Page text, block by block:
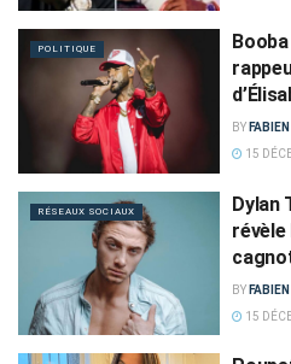
POLITIQUE
BY
15
RÉSEAUX SOCIAUX
Dylan
révèle
BY
15